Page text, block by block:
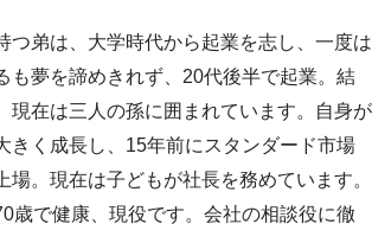
つ弟は、大学時代から起業を志し、一度は
も夢を諦めきれず、20代後半で起業。結
現在は三人の孫に囲まれています。自身が
きく成長し、15年前にスタンダード市場
場。現在は子どもが社長を務めています。
歳で健康、現役です。会社の相談役に徹